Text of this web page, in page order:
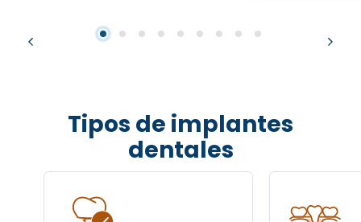
Tipos de implantes
dentales